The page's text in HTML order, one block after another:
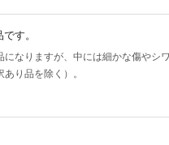
す。
になりますが、中には細かな傷やシ
り品を除く）。